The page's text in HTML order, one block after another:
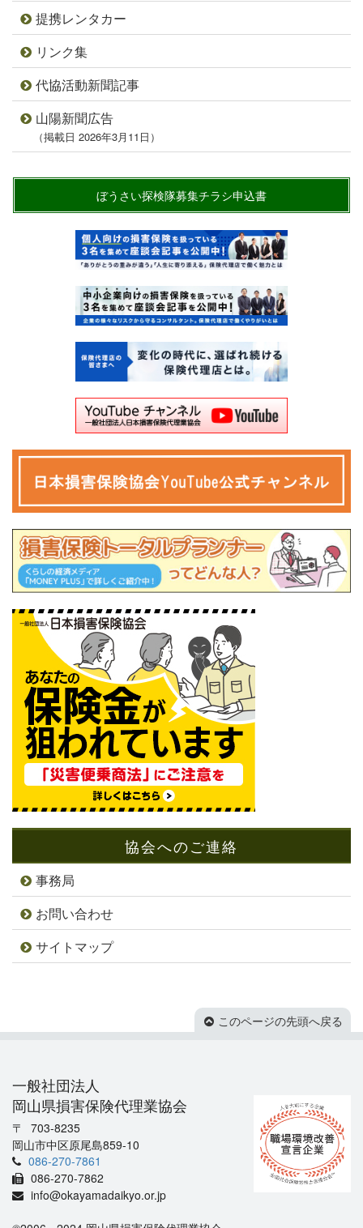
提携レンタカー
リンク集
代協活動新聞記事
山陽新聞広告
（掲載日 2026年3月11日）
ぼうさい探検隊募集チラシ申込書
協会へのご連絡
事務局
お問い合わせ
サイトマップ
このページの先頭へ戻る
一般社団法人
岡山県損害保険代理業協会
703-8235
岡山市中区原尾島859-10
086-270-7861
086-270-7862
info@okayamadaikyo.or.jp